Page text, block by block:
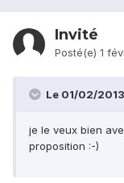
Invité
Posté(e) 1
Le 01/02/
je le veux bien
proposition :-)